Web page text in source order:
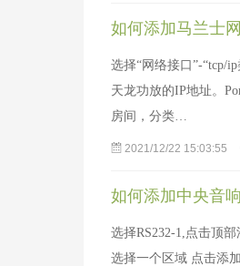
如何添加马兰士
选择“网络接口”-“tcp/
天龙功放的IP地址。
房间，分类…
2021/12/22 15:03:55
如何添加中央音
选择RS232-1,点击顶
选择一个区域 点击添